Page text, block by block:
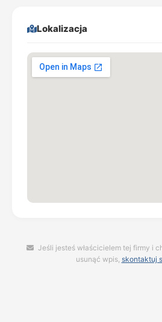
Lokalizacja
Jeśli jesteś właścicielem tej firmy i
usunąć wpis, skontaktuj